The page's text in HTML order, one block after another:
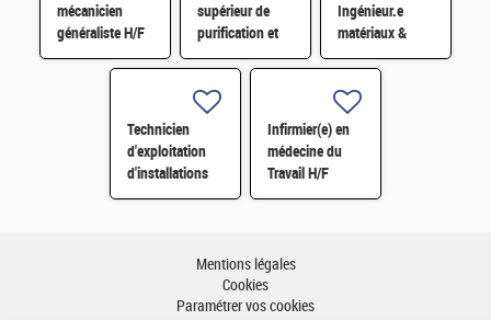
mécanicien
généraliste H/F
supérieur de
purification et
fabrication en
chaine blindée
H/F
Ingénieur.e
matériaux &
soudage H/F
Technicien
d'exploitation
d'installations
H/F
Infirmier(e) en
médecine du
Travail H/F
Mentions légales
Cookies
Paramétrer vos cookies